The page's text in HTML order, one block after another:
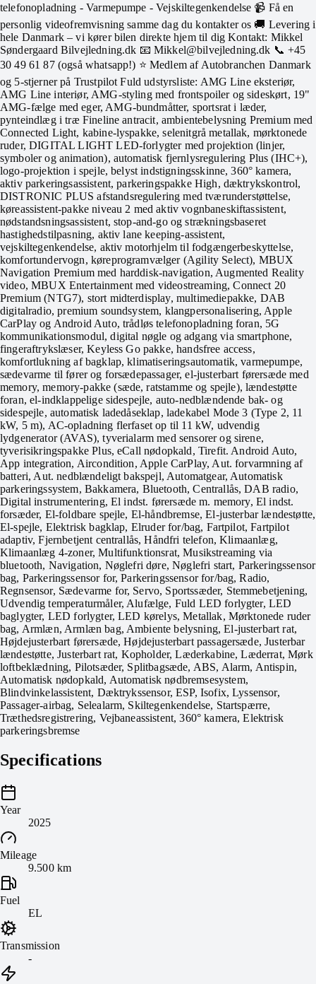
telefonopladning - Varmepumpe - Vejskiltegenkendelse 📹 Få en
personlig videofremvisning samme dag du kontakter os 🚚 Levering i
hele Danmark – vi kører bilen direkte hjem til dig Kontakt: Mikkel
Søndergaard Bilvejledning.dk 📧 Mikkel@bilvejledning.dk 📞 +45
30 49 61 87 (også whatsapp!) ⭐ Medlem af Autobranchen Danmark
og 5-stjerner på Trustpilot Fuld udstyrsliste: AMG Line eksteriør,
AMG Line interiør, AMG-styling med frontspoiler og sideskørt, 19"
AMG-fælge med eger, AMG-bundmåtter, sportsrat i læder,
pynteindlæg i træ Fineline antracit, ambientebelysning Premium med
Connected Light, kabine-lyspakke, selenitgrå metallak, mørktonede
ruder, DIGITAL LIGHT LED-forlygter med projektion (linjer,
symboler og animation), automatisk fjernlysregulering Plus (IHC+),
logo-projektion i spejle, belyst indstigningsskinne, 360° kamera,
aktiv parkeringsassistent, parkeringspakke High, dæktrykskontrol,
DISTRONIC PLUS afstandsregulering med tværunderstøttelse,
køreassistent-pakke niveau 2 med aktiv vognbaneskiftassistent,
nødstandsningsassistent, stop-and-go og strækningsbaseret
hastighedstilpasning, aktiv lane keeping-assistent,
vejskiltegenkendelse, aktiv motorhjelm til fodgængerbeskyttelse,
komfortundervogn, køreprogramvælger (Agility Select), MBUX
Navigation Premium med harddisk-navigation, Augmented Reality
video, MBUX Entertainment med videostreaming, Connect 20
Premium (NTG7), stort midterdisplay, multimediepakke, DAB
digitalradio, premium soundsystem, klangpersonalisering, Apple
CarPlay og Android Auto, trådløs telefonopladning foran, 5G
kommunikationsmodul, digital nøgle og adgang via smartphone,
fingeraftrykslæser, Keyless Go pakke, handsfree access,
komfortlukning af bagklap, klimatiseringsautomatik, varmepumpe,
sædevarme til fører og forsædepassager, el-justerbart førersæde med
memory, memory-pakke (sæde, ratstamme og spejle), lændestøtte
foran, el-indklappelige sidespejle, auto-nedblændende bak- og
sidespejle, automatisk ladedåseklap, ladekabel Mode 3 (Type 2, 11
kW, 5 m), AC-opladning flerfaset op til 11 kW, udvendig
lydgenerator (AVAS), tyverialarm med sensorer og sirene,
tyverisikringspakke Plus, eCall nødopkald, Tirefit. Android Auto,
App integration, Aircondition, Apple CarPlay, Aut. forvarmning af
batteri, Aut. nedblændeligt bakspejl, Automatgear, Automatisk
parkeringssystem, Bakkamera, Bluetooth, Centrallås, DAB radio,
Digital instrumentering, El indst. førersæde m. memory, El indst.
forsæder, El-foldbare spejle, El-håndbremse, El-justerbar lændestøtte,
El-spejle, Elektrisk bagklap, Elruder for/bag, Fartpilot, Fartpilot
adaptiv, Fjernbetjent centrallås, Håndfri telefon, Klimaanlæg,
Klimaanlæg 4-zoner, Multifunktionsrat, Musikstreaming via
bluetooth, Navigation, Nøglefri døre, Nøglefri start, Parkeringssensor
bag, Parkeringssensor for, Parkeringssensor for/bag, Radio,
Regnsensor, Sædevarme for, Servo, Sportssæder, Stemmebetjening,
Udvendig temperaturmåler, Alufælge, Fuld LED forlygter, LED
baglygter, LED forlygter, LED kørelys, Metallak, Mørktonede ruder
bag, Armlæn, Armlæn bag, Ambiente belysning, El-justerbart rat,
Højdejusterbart førersæde, Højdejusterbart passagersæde, Justerbar
lændestøtte, Justerbart rat, Kopholder, Læderkabine, Læderrat, Mørk
loftbeklædning, Pilotsæder, Splitbagsæde, ABS, Alarm, Antispin,
Automatisk nødopkald, Automatisk nødbremsesystem,
Blindvinkelassistent, Dæktrykssensor, ESP, Isofix, Lyssensor,
Passager-airbag, Selealarm, Skiltegenkendelse, Startspærre,
Træthedsregistrering, Vejbaneassistent, 360° kamera, Elektrisk
parkeringsbremse
Specifications
Year
2025
Mileage
9.500 km
Fuel
EL
Transmission
-